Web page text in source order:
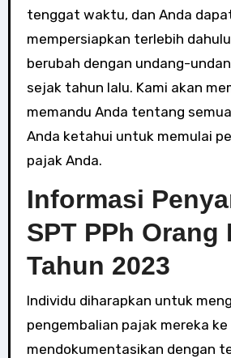
tenggat waktu, dan Anda
mempersiapkan terlebih
berubah dengan undang-
sejak tahun lalu. Kami akan
memandu Anda tentang
Anda ketahui untuk memulai
pajak Anda.
Informasi
SPT PPh Orang
Tahun 2023
Individu diharapkan untuk
pengembalian pajak mereka ke
mendokumentasikan dengan